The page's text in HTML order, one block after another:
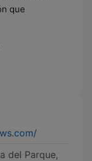
que
del Parque,